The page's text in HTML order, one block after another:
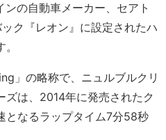
ンの自動車メーカー、セアト
ク『レオン』に設定されたハ
」の略称で、ニュルブルクリ
ズは、2014年に発売されたク
となるラップタイム7分58秒